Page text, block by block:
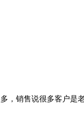
，销售说很多客户是